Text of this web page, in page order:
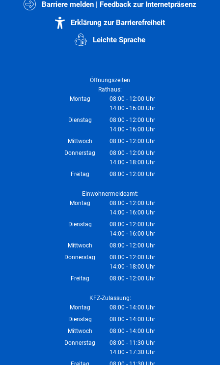
Barriere melden | Feedback zur Internetpräsenz
Erklärung zur Barrierefreiheit
Leichte Sprache
Öffnungszeiten
Rathaus:
Montag
08:00 - 12:00 Uhr
Von 08:00 bis 12:00 Uhr
14:00 - 16:00 Uhr
Von 14:00 bis 16:00 Uhr
Dienstag 08:00 - 12:00 Uhr
Von 08:00 bis 12:00 Uhr
14:00 - 16:00 Uhr
Von 14:00 bis 16:00 Uhr
Mittwoch 08:00 - 12:00 Uhr
Von 08:00 bis 12:00 Uhr
Donnerstag 08:00 - 12:00 Uhr
Von 08:00 bis 12:00 Uhr
14:00 - 18:00 Uhr
Von 14:00 bis 18:00 Uhr
Freitag 08:00 - 12:00 Uhr
Einwohnermeldeamt:
Montag
08:00 - 12:00 Uhr
Von 08:00 bis 12:00 Uhr
14:00 - 16:00 Uhr
Von 14:00 bis 16:00 Uhr
Dienstag 08:00 - 12:00 Uhr
Von 08:00 bis 12:00 Uhr
14:00 - 16:00 Uhr
Von 14:00 bis 16:00 Uhr
Mittwoch 08:00 - 12:00 Uhr
Von 08:00 bis 12:00 Uhr
Donnerstag 08:00 - 12:00 Uhr
Von 08:00 bis 12:00 Uhr
14:00 - 18:00 Uhr
Von 14:00 bis 18:00 Uhr
Freitag 08:00 - 12:00 Uhr
KFZ-Zulassung:
Montag
08:00 - 14:00 Uhr
Von 08:00 bis 14:00 Uhr
Dienstag 08:00 - 14:00 Uhr
Von 08:00 bis 14:00 Uhr
Mittwoch 08:00 - 14:00 Uhr
Von 08:00 bis 14:00 Uhr
Donnerstag 08:00 - 11:30 Uhr
Von 08:00 bis 11:30 Uhr
14:00 - 17:30 Uhr
Von 14:00 bis 17:30 Uhr